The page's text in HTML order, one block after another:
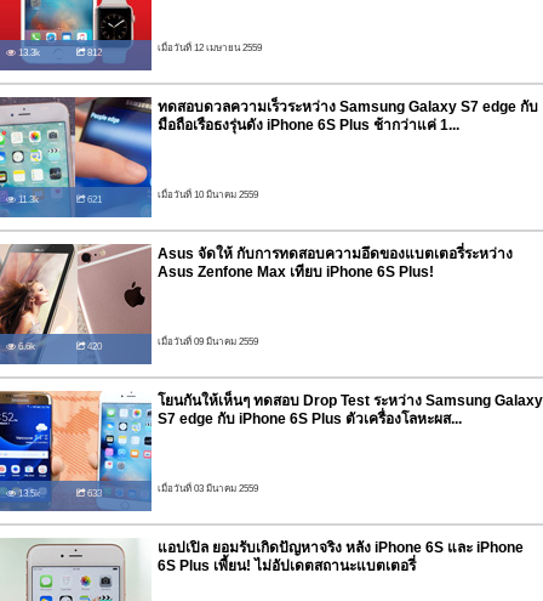
13.3k 812 เมื่อวันที่ 12 เมษายน 2559
11.3k 621
ทดสอบดวลความเร็วระหว่าง Samsung Galaxy S7 edge กับ
มือถือเรือธงรุ่นดัง iPhone 6S Plus ช้ากว่าแค่ 1...
เมื่อวันที่ 10 มีนาคม 2559
6.6k 420
Asus จัดให้ กับการทดสอบความอึดของแบตเตอรี่ระหว่าง
Asus Zenfone Max เทียบ iPhone 6S Plus!
เมื่อวันที่ 09 มีนาคม 2559
13.5k 633
โยนกันให้เห็นๆ ทดสอบ Drop Test ระหว่าง Samsung Galaxy
S7 edge กับ iPhone 6S Plus ตัวเครื่องโลหะผส...
เมื่อวันที่ 03 มีนาคม 2559
แอปเปิล ยอมรับเกิดปัญหาจริง หลัง iPhone 6S และ iPhone
6S Plus เพี้ยน! ไม่อัปเดตสถานะแบตเตอรี่